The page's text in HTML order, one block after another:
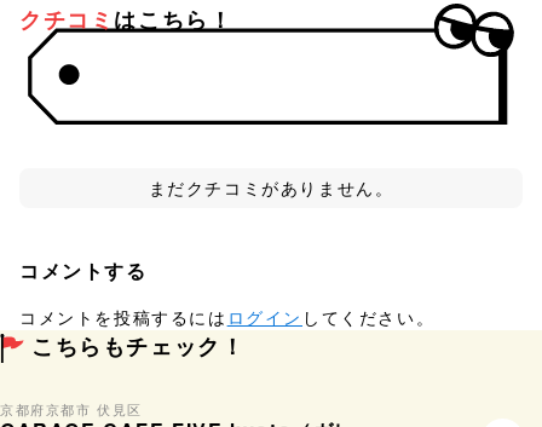
クチコミはこちら！
まだクチコミがありません。
コメントする
コメントを投稿するには ログイン してください。
こちらもチェック！
京都府京都市 伏見区